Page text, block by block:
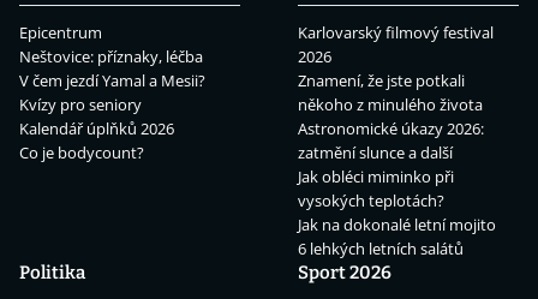
Epicentrum
Neštovice: příznaky, léčba
V čem jezdí Yamal a Mesii?
Kvízy pro seniory
Kalendář úplňků 2026
Co je bodycount?
Karlovarský filmový festival
2026
Znamení, že jste potkali
někoho z minulého života
Astronomické úkazy 2026:
zatmění slunce a další
Jak obléci miminko při
vysokých teplotách?
Jak na dokonalé letní mojito
6 lehkých letních salátů
Politika
Sport 2026